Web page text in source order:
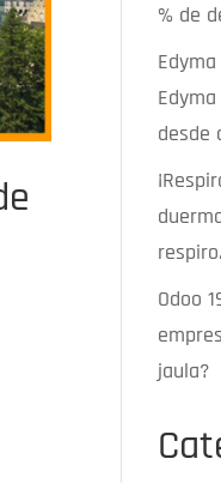
% de
desde
Odoo
jaula?